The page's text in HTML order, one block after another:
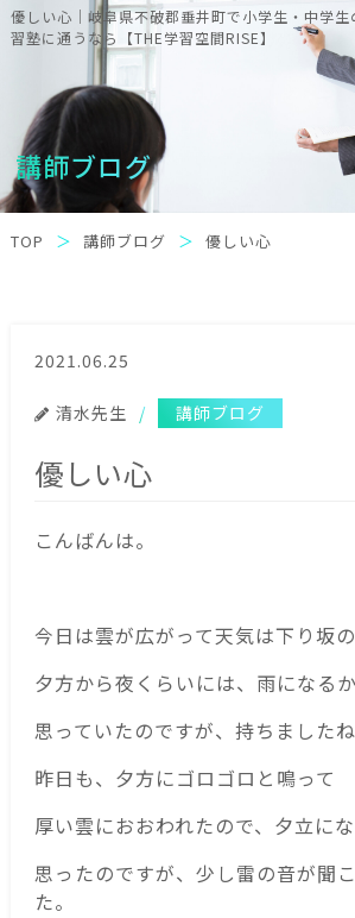
優しい心｜岐阜県不破郡垂井町で小学生・中学
習塾に通うなら【THE学習空間RISE】
講師ブログ
TOP 講師ブログ 優しい心
2021.06.25
清水先生 講師ブログ
優しい心
こんばんは。
今日は雲が広がって天気は下り坂の
夕方から夜くらいには、雨になる
思っていたのですが、持ちましたね
昨日も、夕方にゴロゴロと鳴って
厚い雲におおわれたので、夕立に
思ったのですが、少し雷の音が聞
た。